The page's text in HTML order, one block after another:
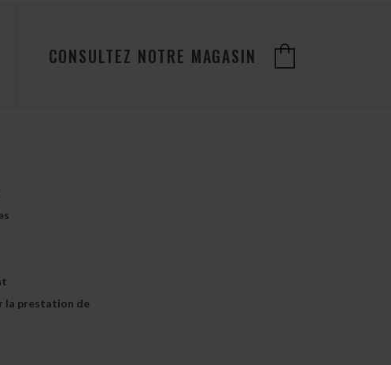
CONSULTEZ NOTRE MAGASIN
la prestation de